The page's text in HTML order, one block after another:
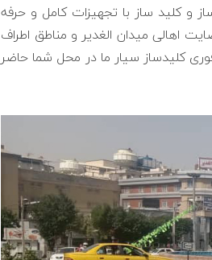
و کلید ساز با تجهیزات کامل و حرفه
اهالی میدان الغدیر و مناطق اطراف
کلیدساز سیار ما در محل شما حاضر